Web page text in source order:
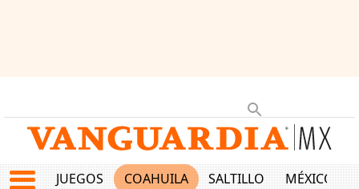
JUEGOS COAHUILA SALTILLO MÉXICO